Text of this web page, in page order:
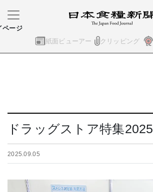
紙面ビューアー クリッピング
ページ
ドラッグストア特集2025
2025.09.05